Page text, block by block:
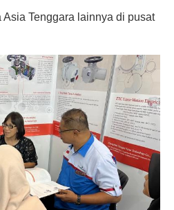
Tenggara lainnya di pusat